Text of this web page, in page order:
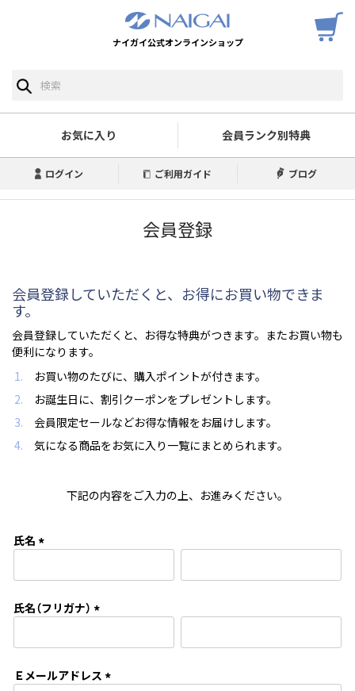
ナイガイ公式オンラインショップ
お気に入り 会員ランク別特典
ログイン ご利用ガイド ブログ
会員登録
会員登録していただくと、お得にお買い物できま
す。
会員登録していただくと、お得な特典がつきます。またお買い物も
便利になります。
お買い物のたびに、購入ポイントが付きます。
お誕生日に、割引クーポンをプレゼントします。
会員限定セールなどお得な情報をお届けします。
気になる商品をお気に入り一覧にまとめられます。
下記の内容をご入力の上、お進みください。
氏名
必
)
氏名（フリガナ）
必
)
Ｅメールアドレス